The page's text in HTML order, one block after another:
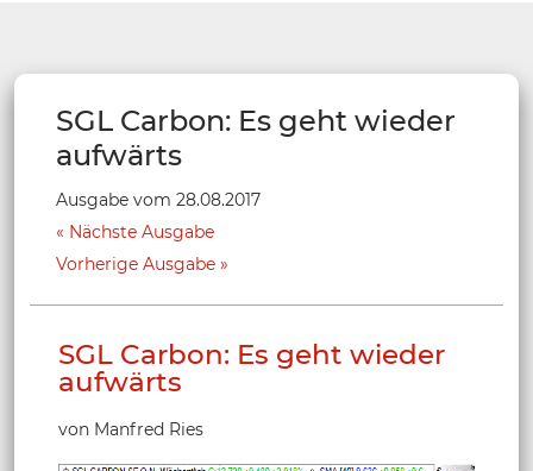
SGL Carbon: Es geht wieder
aufwärts
Ausgabe vom 28.08.2017
Nächste Ausgabe
Vorherige Ausgabe
SGL Carbon: Es geht wieder
aufwärts
von Manfred Ries